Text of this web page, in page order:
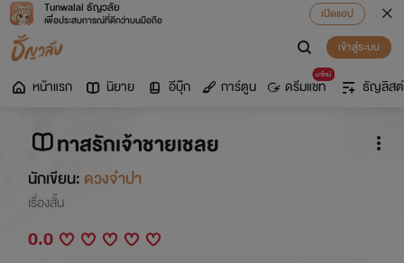
Tunwalai ธัญวลัย
เพื่อประสบการณ์ที่ดีกว่าบนมือถือ
เปิดแอป
เข้าสู่ระบบ
หน้าแรก นิยาย อีบุ๊ก การ์ตูน
มาใหม่
ดรีมแชท ธัญลิสต์
ทาสรักเจ้าชายเชลย
นักเขียน: ดวงจำปา
เรื่องสั้น
0.0